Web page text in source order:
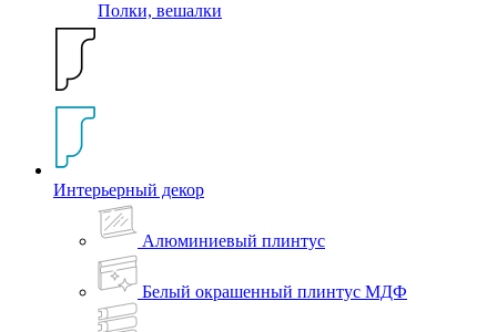
Полки, вешалки
Интерьерный декор
Алюминиевый плинтус
Белый окрашенный плинтус МДФ